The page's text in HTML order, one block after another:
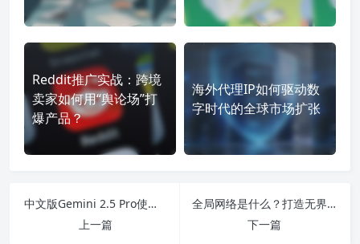
Reddit推广实战：跨境
卖家如何用“舆论场”打
爆产品？
海外代理IP如何驱动数
字时代的全球市场扩张
中文版Gemini 2.5 Pro使用指南
上一篇
全局网络是什么？打造无界限互联网体验
下一篇